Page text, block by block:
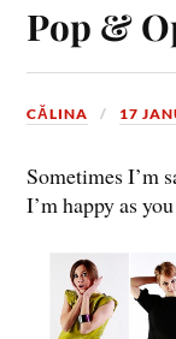
Pop &
CĂLINA 17
Sometimes I’m
I’m happy as